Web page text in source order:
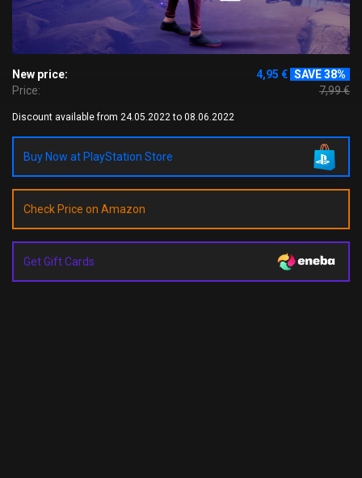
New price: 4,95 € SAVE 38%
Price:
7,99 €
Discount available from 24.05.2022 to 08.06.2022
Buy Now at PlayStation Store
Check Price on Amazon
Get Gift Cards